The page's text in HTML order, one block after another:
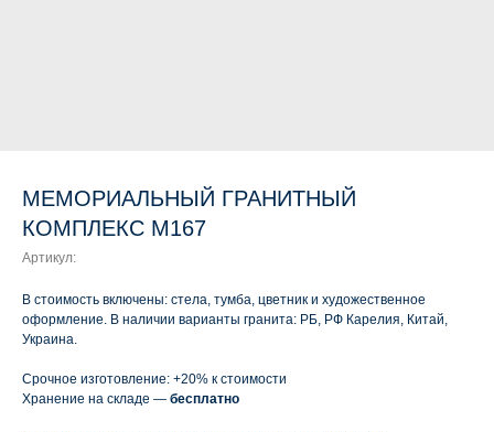
МЕМОРИАЛЬНЫЙ ГРАНИТНЫЙ
КОМПЛЕКС М167
Артикул:
В стоимость включены: стела, тумба, цветник и художественное
оформление. В наличии варианты гранита: РБ, РФ Карелия, Китай,
Украина.
Срочное изготовление: +20% к стоимости
Хранение на складе — бесплатно